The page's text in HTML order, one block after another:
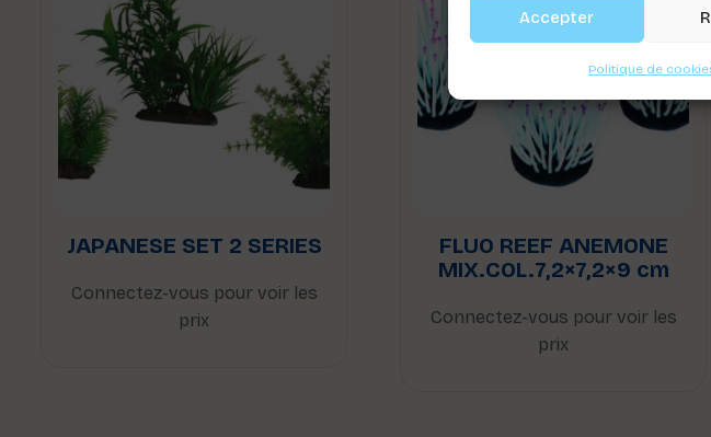
Accepter
Politique de
JAPANESE SET 2 SERIES
Connectez-vous pour voir les
prix
FLUO REEF ANEMONE
MIX.COL.7,2×7,2×9 cm
Connectez-vous pour voir les
prix